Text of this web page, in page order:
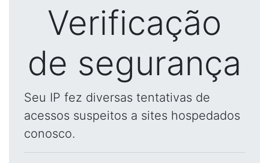
Verificação
de segurança
Seu IP fez diversas tentativas de
acessos suspeitos a sites hospedados
conosco.